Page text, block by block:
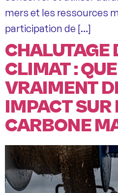
mers et les ressources
participation de […]
CHALUTAGE
CLIMAT :
VRAIMENT
IMPACT SUR
CARBONE